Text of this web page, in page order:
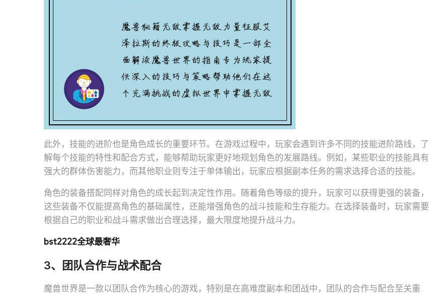
此外，技能的进阶也是角色成长的重要环节。在游戏过程中，玩家会遇到许多不同的技能进阶路线，了
解每个技能的特性和配合方式，能够帮助玩家更好地规划角色的发展路线。例如，某些职业的技能具有
强大的群体伤害能力，而其他职业则专注于单体输出，玩家应根据副本任务的需求选择合适的技能。
角色的装备搭配同样对角色的成长起到决定性作用。随着角色等级的提升，玩家可以获得更强的装备，
这些装备不仅能提高角色的基础属性，还能增强角色的战斗技能和生存能力。在选择装备时，玩家需要
根据自己的职业和战斗需求做出合理选择，最大限度地提升战斗力。
bst2222全球最奢华
3、团队合作与战术配合
魔兽世界是一款以团队合作为核心的游戏，特别是在高难度副本和团战中，团队的合作与配合至关重